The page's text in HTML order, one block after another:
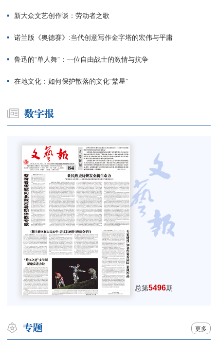
新大众文艺创作谈：劳动者之歌
诺兰版《奥德赛》:当代创意写作金字塔的宏伟与平庸
鲁迅的“单人舞”：一位自由战士的激情与抗争
在地文化：如何保护散落的文化“繁星”
总第5496期
更多